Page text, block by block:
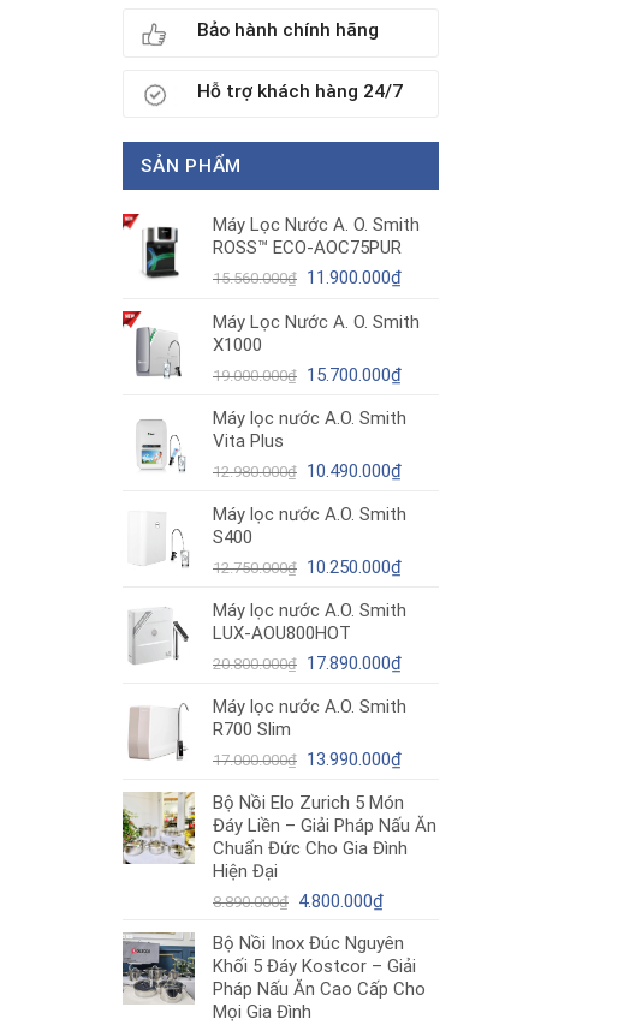
Bảo hành chính hãng
Hỗ trợ khách hàng 24/7
SẢN PHẨM
Máy Lọc Nước A. O. Smith
ROSS™ ECO-AOC75PUR
15.560.000₫ Giá
là:
11.900.000₫Giá
tại
11.900.000₫.
Máy Lọc Nước A. O. Smith
X1000
19.000.000₫ Giá
là:
15.700.000₫Giá
tại
15.700.000₫.
Máy lọc nước A.O. Smith
Vita Plus
12.980.000₫ Giá
là:
10.490.000₫Giá
tại
10.490.000₫.
Máy lọc nước A.O. Smith
S400
12.750.000₫ Giá
là:
12.750.000₫.
10.250.000₫Giá
tại
10.250.000₫.
Máy lọc nước A.O. Smith
LUX-AOU800HOT
20.800.000₫ Giá
là:
17.890.000₫Giá
tại
17.890.000₫.
Máy lọc nước A.O. Smith
R700 Slim
17.000.000₫ Giá
là:
17.000.000₫.
13.990.000₫Giá
tại
là:
13.990.000₫.
Bộ Nồi Elo Zurich 5 Món
Đáy Liền – Giải Pháp Nấu Ăn
Chuẩn Đức Cho Gia Đình
Hiện Đại
8.890.000₫ Giá
là:
8.890.000₫.
4.800.000₫Giá
tại
là:
4.800.000₫.
Bộ Nồi Inox Đúc Nguyên
Khối 5 Đáy Kostcor – Giải
Pháp Nấu Ăn Cao Cấp Cho
Mọi Gia Đình